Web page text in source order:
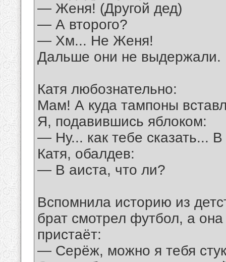
— Женя! (Другой дед)
— А второго?
— Хм... Не Женя!
Дальше они не выдержали.
Катя любознательно:
Мам! А куда тампоны
Я, подавившись яблоком:
— Ну... как тебе сказать...
Катя, обалдев:
— В аиста, что ли?
Вспомнила историю из
брат смотрел футбол, а
пристаёт:
— Серёж, можно я тебя